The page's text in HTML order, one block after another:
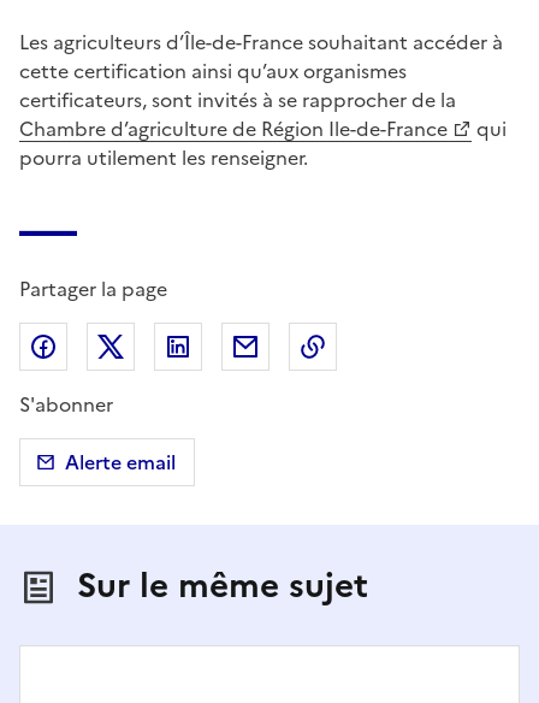
Les agriculteurs d’Île-de-France souhaitant accéder à
cette certification ainsi qu’aux organismes
certificateurs, sont invités à se rapprocher de la
Chambre d’agriculture de Région Ile-de-France
qui
pourra utilement les renseigner.
Partager la page
Partager sur Facebook
Partager sur X (anciennement Twitter)
Partager sur LinkedIn
Partager par email
S'abonner
Alerte email
Sur le même sujet